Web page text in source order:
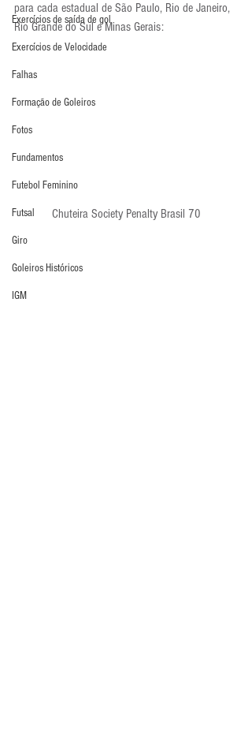
Exercícios de saída de gol
Exercícios de Velocidade
Falhas
Formação de Goleiros
Fotos
Fundamentos
Futebol Feminino
Futsal
Giro
Goleiros Históricos
IGM
para cada estadual de São Paulo, Rio de Janeiro,
Rio Grande do Sul e Minas Gerais:
Chuteira Society Penalty Brasil 70